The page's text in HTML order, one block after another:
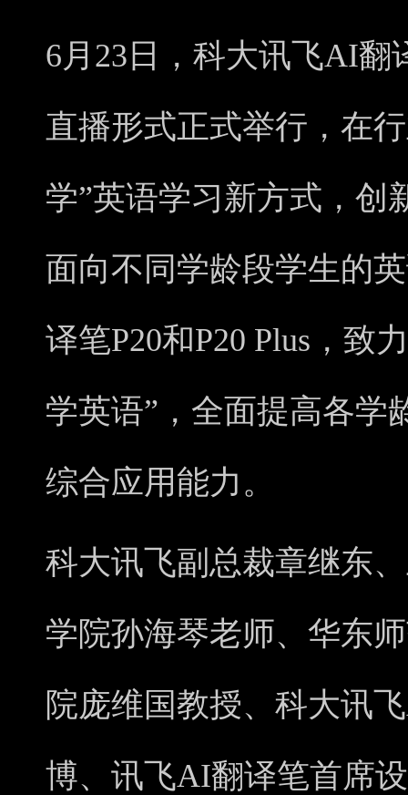
6月23日，科大讯飞AI
直播形式正式举行，在
学”英语学习新方式，创
面向不同学龄段学生的
译笔P20和P20 Plus，致
学英语”，全面提高各学
综合应用能力。
科大讯飞副总裁章继东
学院孙海琴老师、华东
院庞维国教授、科大讯
博、讯飞AI翻译笔首席